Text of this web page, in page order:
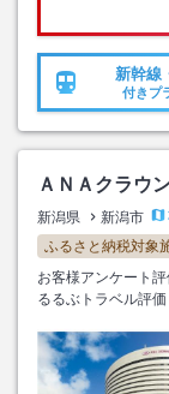
新幹線
付きプ
ＡＮＡクラウ
新潟県 新潟市
ふるさと納税対象
お客様アンケート評
るるぶトラベル評価